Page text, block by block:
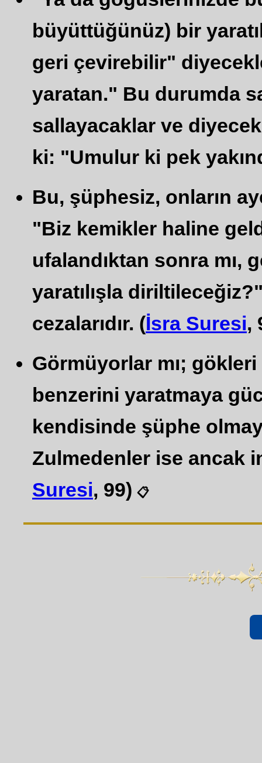
büyüttüğünüz) bir
geri çevirebilir"
yaratan." Bu durumda
sallayacaklar ve
ki: "Umulur ki pek
Bu, şüphesiz, onların
"Biz kemikler haline
ufalandıktan sonra mı,
yaratılışla
cezalarıdır. (İsra Suresi,
Görmüyorlar mı;
benzerini yaratmaya
kendisinde şüphe
Zulmedenler ise ancak
Suresi, 99) 📋